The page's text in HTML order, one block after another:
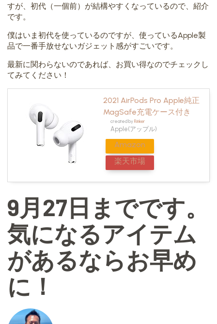
すが、初代（一個前）が結構やすくなっているので、紹介
です。
僕はいま初代を使っているのですが、使っているApple製
品で一番手放せないガジェット感がすごいです。
最新に関わらないのであれば、お買い得なのでチェックし
てみてください！
2021 AirPods Pro Apple純正
MagSafe充電ケース付き
created byRinker
Apple(アップル)
Amazon
楽天市場
9月27日までです。
気になるアイテム
があるならお早め
に！